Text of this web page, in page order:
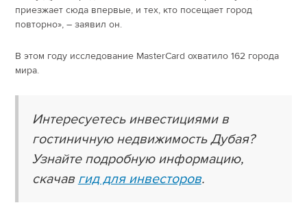
приезжает сюда впервые, и тех, кто посещает город
повторно», – заявил он.
В этом году исследование MasterCard охватило 162 города
мира.
Интересуетесь инвестициями в
гостиничную недвижимость Дубая?
Узнайте подробную информацию,
скачав гид для инвесторов.